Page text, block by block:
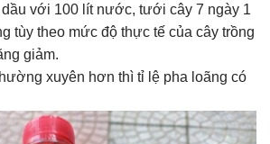
với 100 lít nước, tưới cây 7 ngày 1
tùy theo mức độ thực tế của cây trồng
giảm.
xuyên hơn thì tỉ lệ pha loãng có